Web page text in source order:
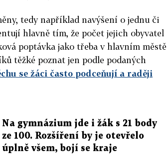
tedy například navýšení o jednu či
hlavně tím, že počet jejich obyvatel
poptávka jako třeba v hlavním městě
těžké poznat jen podle podaných
se žáci často podceňují a raději
Na gymnázium jde i žák s 21 body
ze 100. Rozšíření by je otevřelo
úplně všem, bojí se kraje